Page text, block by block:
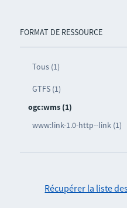
FORMAT DE RESSOURCE
Tous (1)
GTFS (1)
ogc:wms (1)
www:link-1.0-http--link (1)
Récupérer la liste